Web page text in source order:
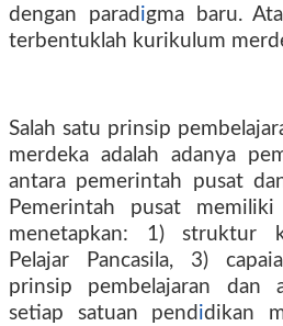
dengan parad igma baru.
terbentuklah kurikulum
Salah satu prinsip
merdeka adalah adanya
antara pemerintah pusat
Pemerintah pusat
menetapkan: 1) struktur
Pelajar Pancasila, 3)
prinsip pembelajaran dan
setiap satuan pend idikan